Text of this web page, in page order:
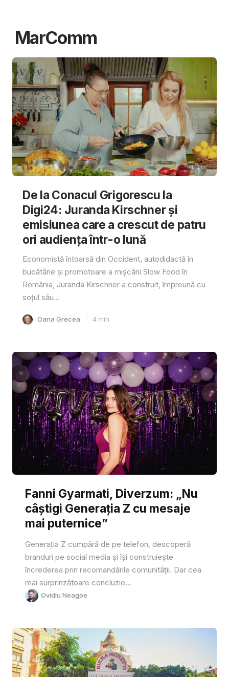
MarComm
De la Conacul Grigorescu la
Digi24: Juranda Kirschner și
emisiunea care a crescut de patru
ori audiența într-o lună
Economistă întoarsă din Occident, autodidactă în
bucătărie și promotoare a mișcării Slow Food în
România, Juranda Kirschner a construit, împreună cu
soțul său...
Oana Grecea 4 min
Fanni Gyarmati, Diverzum: „Nu
câștigi Generația Z cu mesaje
mai puternice”
Generația Z cumpără de pe telefon, descoperă
branduri pe social media și își construiește
încrederea prin recomandările comunității. Dar cea
mai surprinzătoare concluzie...
Ovidiu Neagoe